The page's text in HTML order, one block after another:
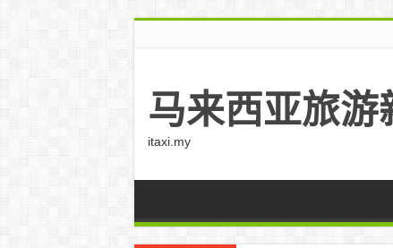
马来西亚旅游
itaxi.my